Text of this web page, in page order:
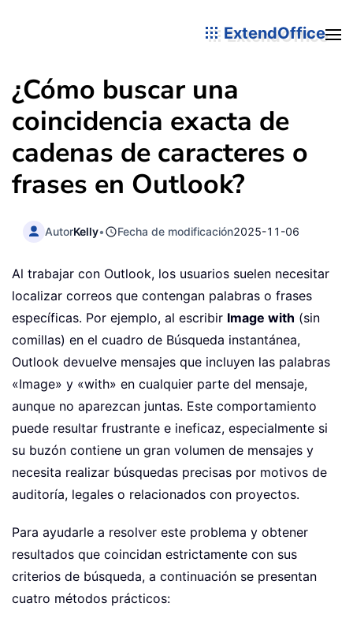
ExtendOffice
¿Cómo buscar una
coincidencia exacta de
cadenas de caracteres o
frases en Outlook?
AutorKelly• Fecha de modificación2025-11-06
Al trabajar con Outlook, los usuarios suelen necesitar
localizar correos que contengan palabras o frases
específicas. Por ejemplo, al escribir Image with (sin
comillas) en el cuadro de Búsqueda instantánea,
Outlook devuelve mensajes que incluyen las palabras
«Image» y «with» en cualquier parte del mensaje,
aunque no aparezcan juntas. Este comportamiento
puede resultar frustrante e ineficaz, especialmente si
su buzón contiene un gran volumen de mensajes y
necesita realizar búsquedas precisas por motivos de
auditoría, legales o relacionados con proyectos.
Para ayudarle a resolver este problema y obtener
resultados que coincidan estrictamente con sus
criterios de búsqueda, a continuación se presentan
cuatro métodos prácticos: